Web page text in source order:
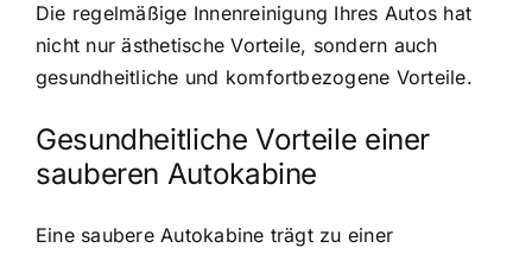
Die regelmäßige Innenreinigung Ihres Autos hat
nicht nur ästhetische Vorteile, sondern auch
gesundheitliche und komfortbezogene Vorteile.
Gesundheitliche Vorteile einer
sauberen Autokabine
Eine saubere Autokabine trägt zu einer